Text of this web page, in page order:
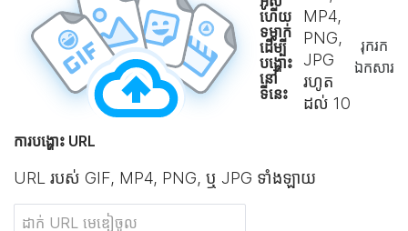
ហើយ
ទម្លាក់
ដើម្បី
បង្ហោះ
នៅ
ទីនេះ
MP4,
PNG,
JPG
រហូត
ដល់ 10
រុករក​
ឯកសារ
ការបង្ហោះ URL
URL របស់ GIF, MP4, PNG, ឬ JPG ទាំងឡាយ